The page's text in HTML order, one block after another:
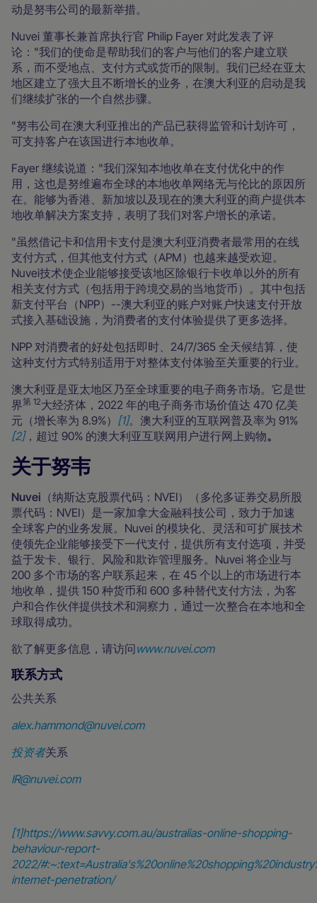
动是努韦公司的最新举措。
Nuvei 董事长兼首席执行官 Philip Fayer 对此发表了评
论："我们的使命是帮助我们的客户与他们的客户建立联
系，而不受地点、支付方式或货币的限制。我们已经在亚太
地区建立了强大且不断增长的业务，在澳大利亚的启动是我
们继续扩张的一个自然步骤。
"努韦公司在澳大利亚推出的产品已获得监管和计划许可，
可支持客户在该国进行本地收单。
Fayer 继续说道："我们深知本地收单在支付优化中的作
用，这也是努维遍布全球的本地收单网络无与伦比的原因所
在。能够为香港、新加坡以及现在的澳大利亚的商户提供本
地收单解决方案支持，表明了我们对客户增长的承诺。
"虽然借记卡和信用卡支付是澳大利亚消费者最常用的在线
支付方式，但其他支付方式（APM）也越来越受欢迎。
Nuvei技术使企业能够接受该地区除银行卡收单以外的所有
相关支付方式（包括用于跨境交易的当地货币）。其中包括
新支付平台（NPP）--澳大利亚的账户对账户快速支付开放
式接入基础设施，为消费者的支付体验提供了更多选择。
NPP 对消费者的好处包括即时、24/7/365 全天候结算，使
这种支付方式特别适用于对整体支付体验至关重要的行业。
澳大利亚是亚太地区乃至全球重要的电子商务市场。它是世
界第 12大经济体，2022 年的电子商务市场价值达 470 亿美
元（增长率为 8.9%） [1]。澳大利亚的互联网普及率为 91%
[2]，超过 90% 的澳大利亚互联网用户进行网上购物。
关于努韦
Nuvei （纳斯达克股票代码：NVEI）（多伦多证券交易所股
票代码：NVEI）是一家加拿大金融科技公司，致力于加速
全球客户的业务发展。Nuvei 的模块化、灵活和可扩展技术
使领先企业能够接受下一代支付，提供所有支付选项，并受
益于发卡、银行、风险和欺诈管理服务。Nuvei 将企业与
200 多个市场的客户联系起来，在 45 个以上的市场进行本
地收单，提供 150 种货币和 600 多种替代支付方法，为客
户和合作伙伴提供技术和洞察力，通过一次整合在本地和全
球取得成功。
欲了解更多信息，请访问www.nuvei.com
联系方式
公共关系
alex.hammond@nuvei.com
投资者关系
IR@nuvei.com
[1]https://www.savvy.com.au/australias-online-shopping-
behaviour-report-
2022/
internet-penetration/